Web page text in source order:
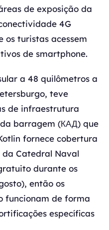
de exposição da
4G
os turistas acessem
de smartphone.
a 48 quilômetros a
teve
de infraestrutura
barragem (КАД) que
fornece cobertura
Catedral Naval
durante os
então os
funcionam de forma
específicas